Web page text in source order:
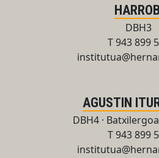
DBH3
T 943 899
AGUSTIN
DBH4 ·
T 943 899